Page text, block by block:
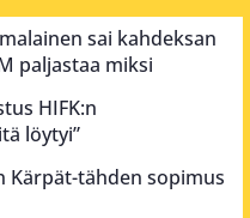
sai kahdeksan
paljastaa miksi
HIFK:n
löytyi”
Kärpät-tähden sopimus